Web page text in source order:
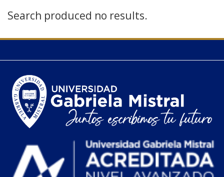
Search produced no results.